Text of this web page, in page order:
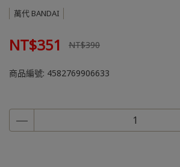
萬代 BANDAI
NT$351 NT$390
商品編號: 4582769906633